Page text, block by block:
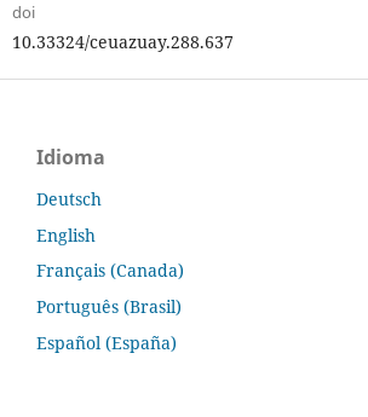
doi
10.33324/ceuazuay.288.637
Idioma
Deutsch
English
Français (Canada)
Português (Brasil)
Español (España)